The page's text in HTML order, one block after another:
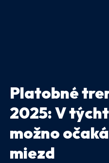
Platobné
2025: V
možno
miezd